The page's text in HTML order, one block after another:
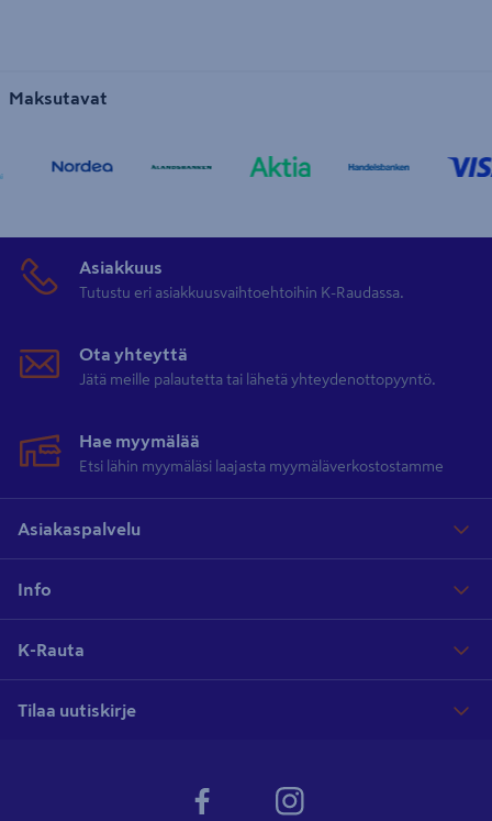
Maksutavat
Asiakkuus
Tutustu eri asiakkuusvaihtoehtoihin K-Raudassa.
Ota yhteyttä
Jätä meille palautetta tai lähetä yhteydenottopyyntö.
Hae myymälää
Etsi lähin myymäläsi laajasta myymäläverkostostamme
Asiakaspalvelu
Info
K-Rauta
Tilaa uutiskirje